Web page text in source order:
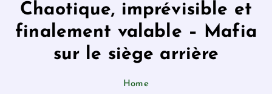
Chaotique, imprévisible et
finalement valable – Mafia
sur le siège arrière
Home